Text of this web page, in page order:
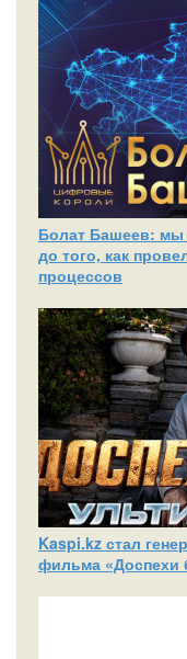
Болат Башеев: мы
до того, как
процессов
Kaspi.kz стал
фильма «Доспехи